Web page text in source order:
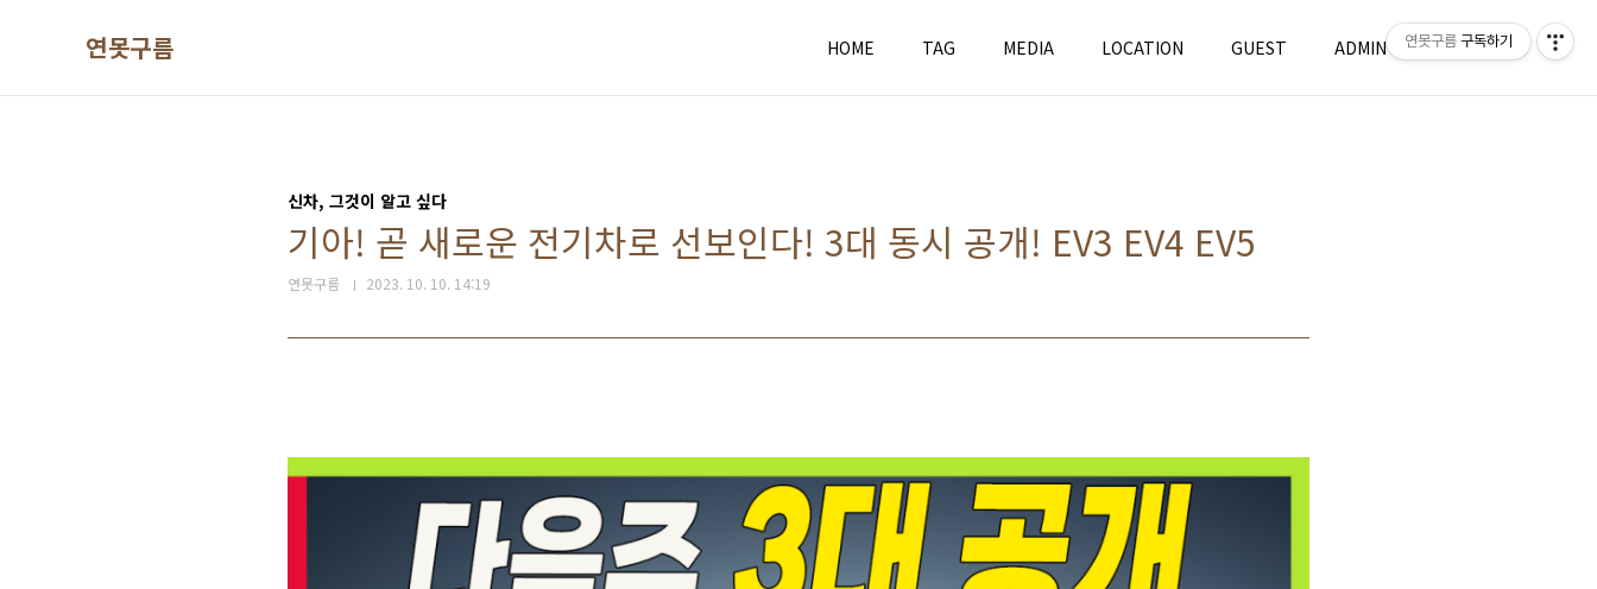
연못구름 HOME TAG MEDIA LOCATION GUEST ADMIN WRITE
신차, 그것이 알고 싶다
기아! 곧 새로운 전기차로 선보인다! 3대 동시 공개! EV3 EV4 EV5
연못구름 2023. 10. 10. 14:19
연못구름 구독하기